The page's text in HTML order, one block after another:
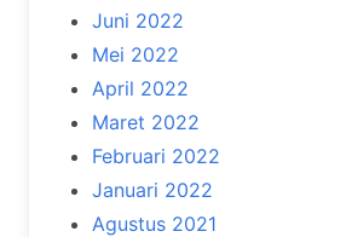
Juni 2022
Mei 2022
April 2022
Maret 2022
Februari 2022
Januari 2022
Agustus 2021